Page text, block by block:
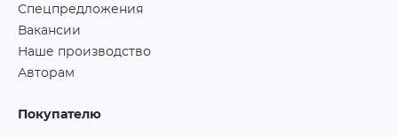
Спецпредложения
Вакансии
Наше производство
Авторам
Покупателю